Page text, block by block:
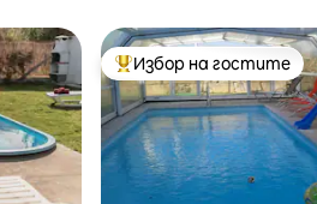
Най-популярен избор
Избор на гостите